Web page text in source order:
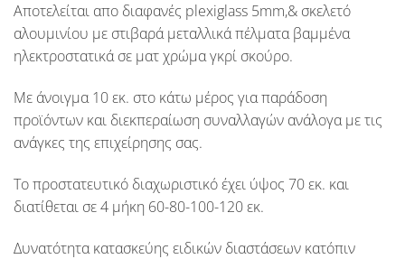
Αποτελείται απο διαφανές plexiglass 5mm,& σκελετό
αλουμινίου με στιβαρά μεταλλικά πέλματα βαμμένα
ηλεκτροστατικά σε ματ χρώμα γκρί σκούρο.
Με άνοιγμα10 εκ. στο κάτω μέρος για παράδοση
προϊόντων και διεκπεραίωση συναλλαγών ανάλογα με τις
ανάγκες της επιχείρησης σας.
Το προστατευτικό διαχωριστικό έχει ύψος 70 εκ. και
διατίθεται σε4 μήκη 60-80-100-120 εκ.
Δυνατότητα κατασκεύης ειδικών διαστάσεων κατόπιν